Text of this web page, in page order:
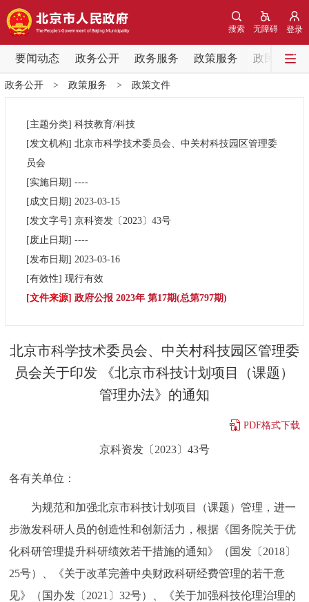
登录
无障碍
搜索
要闻动态 政务公开 政务服务 政策服务 政民互动
要闻动态
党中央精神 国务院信息
北京要闻
政务公开
市领导
政策兑现
决策公开 专题公开
政务服务
法人服务
中介服务
政民互动
12345网上接诉即办 我要咨询 我要建议
参与调查 在线访谈 图说互动
政务公开> 政策服务 > 政策文件
[主题分类] 科技教育/科技
[发文机构] 北京市科学技术委员会、中关村科技园区管理委
员会
[实施日期] ----
[成文日期] 2023-03-15
[发文字号] 京科资发〔2023〕 43号
[废止日期] ----
[发布日期] 2023-03-16
[有效性] 现行有效
[文件来源] 政府公报 2023年 第17期(总第797期)
北京市科学技术委员会、中关村科技园区管理委
员会关于印发 《北京市科技计划项目（课题）
管理办法》的通知
PDF格式下载
京科资发〔2023〕43号
各有关单位：
为规范和加强北京市科技计划项目（课题）管理，进一
步激发科研人员的创造性和创新活力，根据《国务院关于优
化科研管理提升科研绩效若干措施的通知》（国发〔2018〕
25号）、《关于改革完善中央财政科研经费管理的若干意
见》（国办发〔2021〕32号）、《关于加强科技伦理治理的